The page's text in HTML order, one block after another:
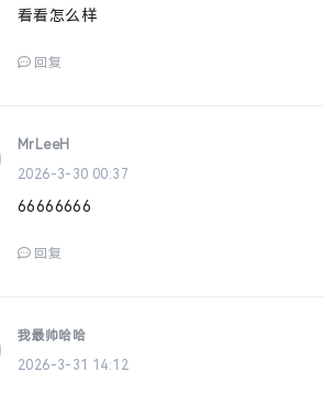
看看怎么样
回复
MrLeeH
2026-3-30 00:37
66666666
回复
我最帅哈哈
2026-3-31 14:12